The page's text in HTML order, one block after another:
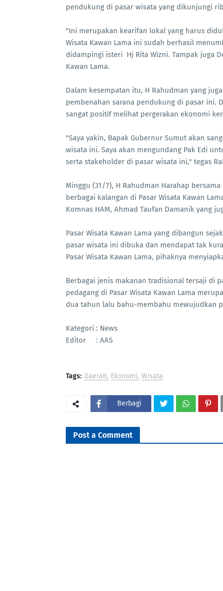
pendukung di pasar wisata yang dikunjungi
"Ini merupakan kearifan lokal yang harus
Wisata Kawan Lama ini sudah berhasil
didampingi isteri Hj Rita Wizni. Tampak juga
Kawan Lama.
Dalam kesempatan itu, H Rahudman yang
pembenahan sarana pendukung di pasar ini.
sangat positif melihat pergerakan ekonomi
"Saya yakin, Bapak Gubernur Sumut akan
wisata ini. Saya akan mengundang Pak Edi
serta stakeholder di pasar wisata ini," tegas
Minggu (31/7), H Rahudman Harahap
berbagai kalangan di Pasar Wisata Kawan
Komnas HAM, Ahmad Taufan Damanik yang
Pasar Wisata Kawan Lama yang dibangun
pasar wisata ini dibuka dan mendapat tak
Pasar Wisata Kawan Lama, pihaknya
Berbagai jenis makanan tradisional tersaji di
pedagang di Pasar Wisata Kawan Lama
dua tahun lalu bahu-membahu mewujudkan
Kategori : News
Editor : AAS
Tags: Daerah Ekonomi Wisata
Berbagi
Post a Comment